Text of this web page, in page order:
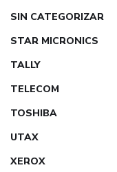
SIN CATEGORIZAR
STAR MICRONICS
TALLY
TELECOM
TOSHIBA
UTAX
XEROX